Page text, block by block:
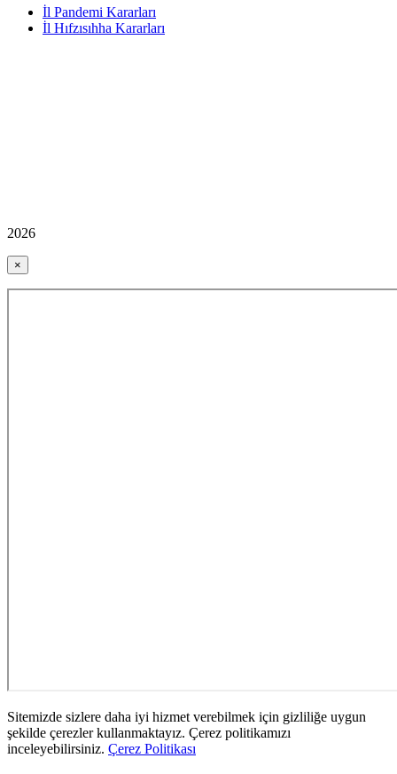
İl Pandemi Kararları
İl Hıfzısıhha Kararları
2026
×
Sitemizde sizlere daha iyi hizmet verebilmek için gizliliğe uygun
şekilde çerezler kullanmaktayız. Çerez politikamızı
inceleyebilirsiniz. Çerez Politikası